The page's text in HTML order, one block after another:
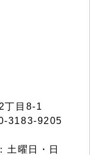
2丁目 8-1
3183-9205
土曜日・日